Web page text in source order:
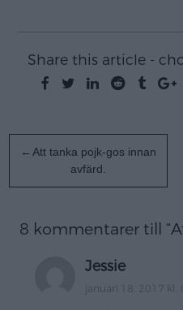
Share this article -
Inläggsnavigering
Att tanka pojk-gos innan
avfärd.
8 kommentarer till “
Jessie
januari 18, 2017 kl.